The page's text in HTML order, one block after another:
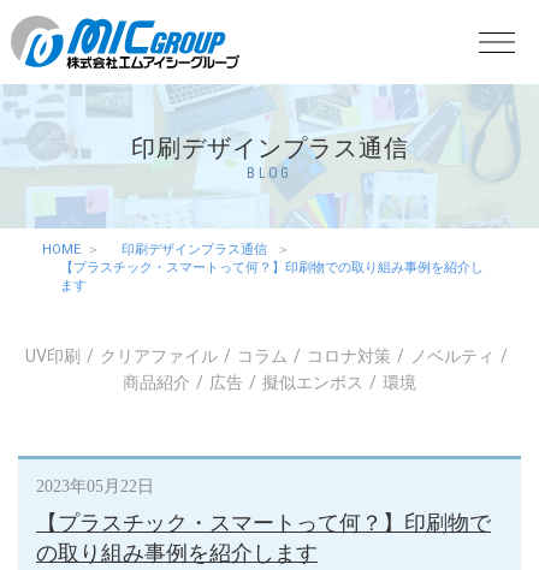
印刷デザインプラス通信
BLOG
HOME
印刷デザインプラス通信
【プラスチック・スマートって何？】印刷物での取り組み事例を紹介し
ます
UV印刷 クリアファイル コラム コロナ対策
ノベルティ
商品紹介
広告 擬似エンボス 環境
2023年05月22日
【プラスチック・スマートって何？】印刷物で
の取り組み事例を紹介します